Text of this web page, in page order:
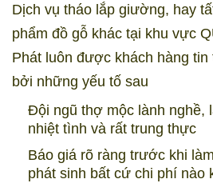
Dịch vụ tháo lắp giường, hay
phẩm đồ gỗ khác tại khu vực
Phát luôn được khách hàng
bởi những yếu tố sau
Đội ngũ thợ mộc lành nghề,
nhiệt tình và rất trung thực
Báo giá rõ ràng trước khi
phát sinh bất cứ chi phí nào